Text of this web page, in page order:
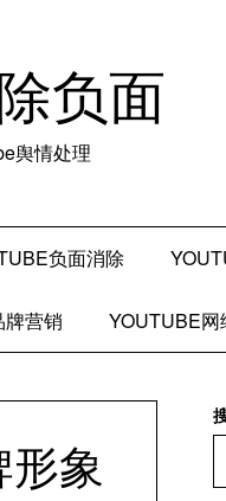
负面
舆情处理
负面消除
营销 YOUTUBE网
象